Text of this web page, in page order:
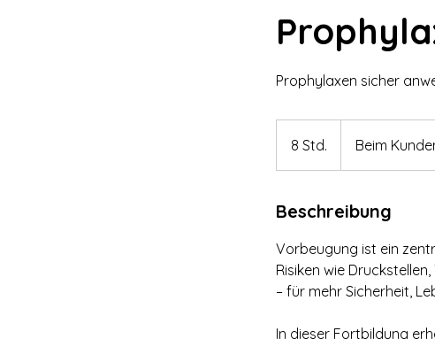
Prophylaxen sicher
8 Std.
S
d
Beim
Beschreibung
Vorbeugung ist ein
Risiken wie
– für mehr Sicherheit,
In dieser Fortbildung